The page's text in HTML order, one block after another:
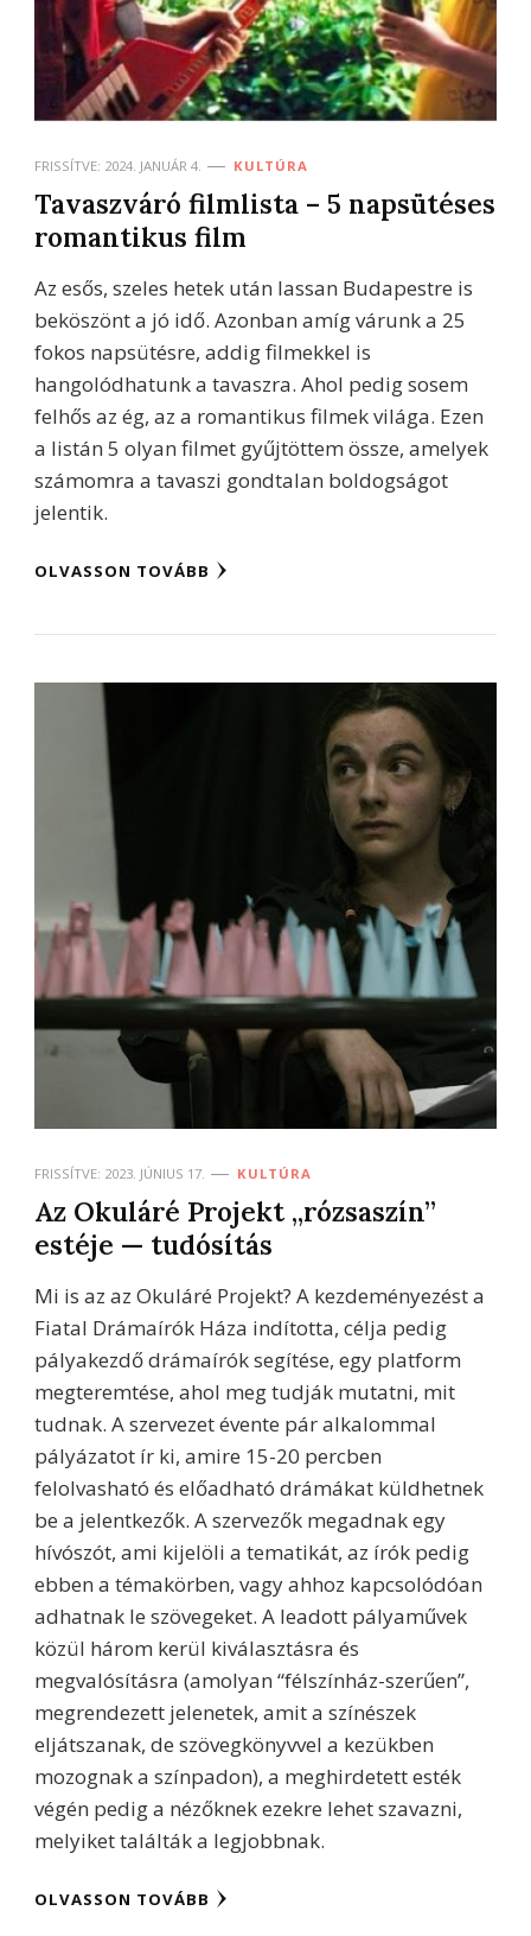
FRISSÍTVE: 2024. JANUÁR 4. KULTÚRA
Tavaszváró filmlista – 5 napsütéses
romantikus film
Az esős, szeles hetek után lassan Budapestre is
beköszönt a jó idő. Azonban amíg várunk a 25
fokos napsütésre, addig filmekkel is
hangolódhatunk a tavaszra. Ahol pedig sosem
felhős az ég, az a romantikus filmek világa. Ezen
a listán 5 olyan filmet gyűjtöttem össze, amelyek
számomra a tavaszi gondtalan boldogságot
jelentik.
OLVASSON TOVÁBB
FRISSÍTVE: 2023. JÚNIUS 17. KULTÚRA
Az Okuláré Projekt „rózsaszín”
estéje — tudósítás
Mi is az az Okuláré Projekt? A kezdeményezést a
Fiatal Drámaírók Háza indította, célja pedig
pályakezdő drámaírók segítése, egy platform
megteremtése, ahol meg tudják mutatni, mit
tudnak. A szervezet évente pár alkalommal
pályázatot ír ki, amire 15-20 percben
felolvasható és előadható drámákat küldhetnek
be a jelentkezők. A szervezők megadnak egy
hívószót, ami kijelöli a tematikát, az írók pedig
ebben a témakörben, vagy ahhoz kapcsolódóan
adhatnak le szövegeket. A leadott pályaművek
közül három kerül kiválasztásra és
megvalósításra (amolyan “félszínház-szerűen”,
megrendezett jelenetek, amit a színészek
eljátszanak, de szövegkönyvvel a kezükben
mozognak a színpadon), a meghirdetett esték
végén pedig a nézőknek ezekre lehet szavazni,
melyiket találták a legjobbnak.
OLVASSON TOVÁBB